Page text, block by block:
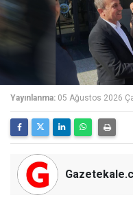
Yayınlanma: 05 Ağustos 2026